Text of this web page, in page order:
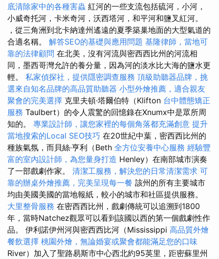
底清除家中的各種害蟲 紅河的一些支流包括硫河，小河，
小威奇托河，卡米奇河，沃西塔河，和平河和鹽叉紅河。
，從三角洲到北卡納達州遙遠的夏季築巢地面的大型氣道的
合適名稱。 解答SEO的基礎與應用問題 基隆律師，當地可
靠的法律顧問 在北美，沒有河流與密西西比州的河流相
同，墨西哥灣允許的養分量，因為河的淡水比大海的鹽水更
輕。 私家偵探社，提供隱密調查服務 頂級助聽器品牌，挑
選來自知名品牌的高品質助聽器 小型外燴推薦，適合親友
聚會的完美選擇 克里夫頓·塔爾伯特（Klifton 台中體態矯正
服務 Taulbert）的令人震驚的回憶錄在Xnumx中是眾所周
知的。 專業設計師，讓您家裡的每個角落都充滿創意 提升
當地搜索的Local SEO技巧 在20世紀中葉，密西西比州的
種族氣氛，而貝絲·亨利（B​​eth 全方位安養中心服務 經驗豐
富的室內設計師，為您量身打造 Henley）在南部城市演奏
了一部戲劇作家。 清潔工服務，解決您的日常清潔需求 可
靠的辦桌外燴推薦，完美呈現每一餐 該州的所有主要城市
均由美國美國的當地報紙，較小的城市和社區提供服務。
大里整骨服務 在密西西比州，戲劇傳統可以追溯到1800
年，當時Natchez觀眾可以看到該國以西的第一個戲劇性作
品。 伊利諾伊州河與密西西比河（Mississippi 高品質外燴
餐飲選擇 桃園外燴，無論婚宴或聚會都能滿足您的口味
River）加入了聖路易斯市中心西北約95英里，距密蘇里州